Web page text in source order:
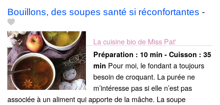
Bouillons, des soupes santé si réconfortantes -
La cuisine bio de Miss Pat'
Préparation : 10 min - Cuisson : 35
min Pour moi, le fondant a toujours
besoin de croquant. La purée ne
m’intéresse pas si elle n’est pas
associée à un aliment qui apporte de la mâche. La soupe